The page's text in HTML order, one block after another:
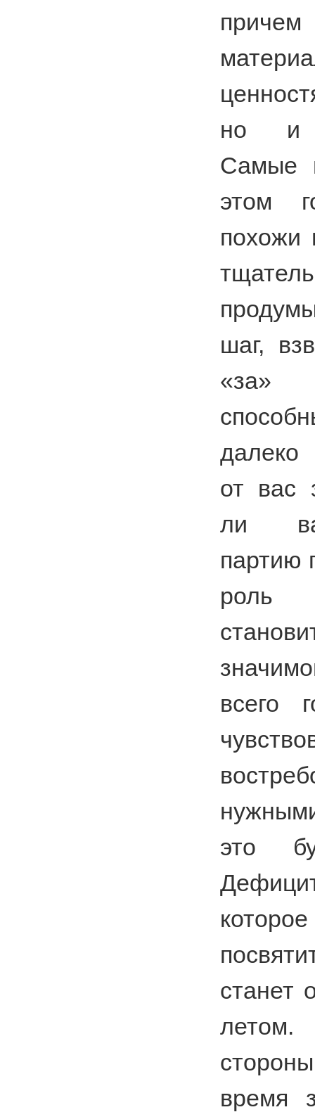
но и
Самые
этом
похожи
шаг,
«за»
далеко
от вас
ли
партию
роль
всего
это
станет
время